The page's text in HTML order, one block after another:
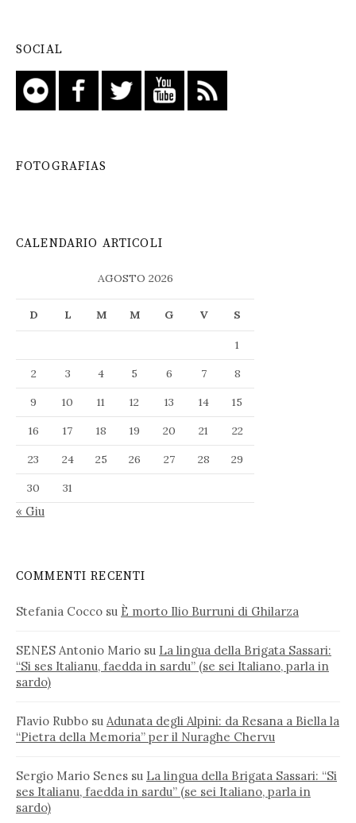
SOCIAL
FOTOGRAFIAS
CALENDARIO ARTICOLI
AGOSTO 2026
D L M M G V S
1
2
3 4 5 6 7
8
9
10 11 12 13 14
15
16
17 18 19 20 21
22
23
24 25 26 27 28
29
30
31
« Giu
COMMENTI RECENTI
Stefania Cocco su È morto Ilio Burruni di Ghilarza
SENES Antonio Mario su La lingua della Brigata Sassari:
“Si ses Italianu, faedda in sardu” (se sei Italiano, parla in
sardo)
Flavio Rubbo su Adunata degli Alpini: da Resana a Biella la
“Pietra della Memoria” per il Nuraghe Chervu
Sergio Mario Senes su La lingua della Brigata Sassari: “Si
ses Italianu, faedda in sardu” (se sei Italiano, parla in
sardo)